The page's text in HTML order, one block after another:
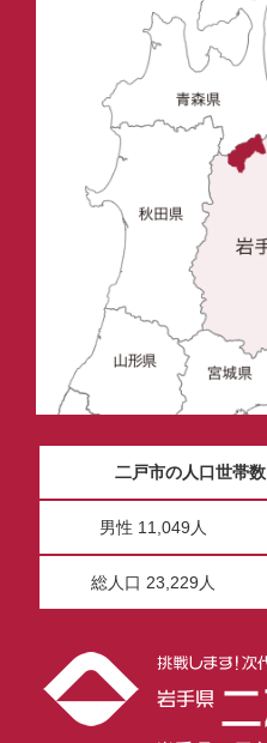
二戸市の人口世帯数
男性 11,049人
総人口 23,229人